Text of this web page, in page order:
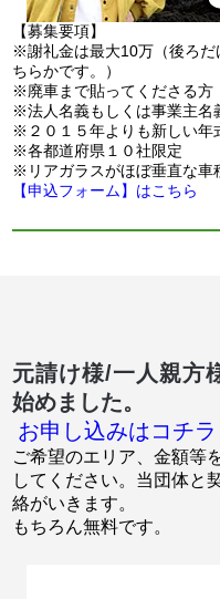
【募集要項】
※謝礼金は最大10万（後ろ
ちらかです。）
※廃車まで貼ってくださる方
※法人名義もしくは事業主名
※２０１５年よりも新しい年
※各都道府県１０社限定
※リアガラスがほぼ垂直な車
【申込フォーム】はこちら
元請け様/一人親方
始めました。
お申し込みはコチラ
ご希望のエリア、金額等
してください。当団体と
絡がいきます。
もちろん無料です。